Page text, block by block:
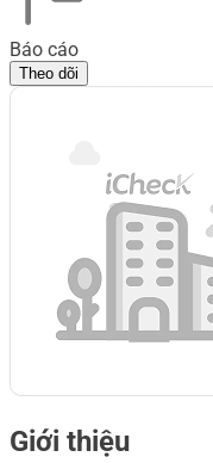
Báo cáo
Theo dõi
Giới thiệu